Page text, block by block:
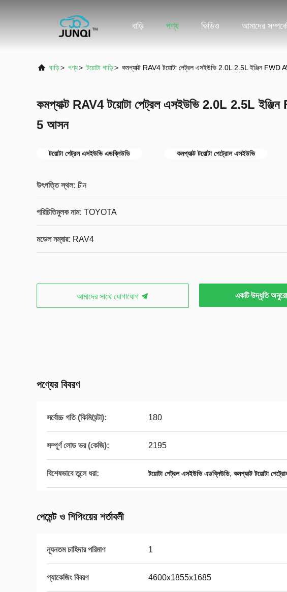
বাড়ি পণ্য ভিডিও আমাদের সম্পর্কে
বাড়ি> পণ্য> টয়োটা গাড়ি> কমপ্যাক্ট RAV4 টয়োটা পেট্রল এসইউভি 2.0L 2.5L ইঞ্জিন
কমপ্যাক্ট RAV4 টয়োটা পেট্রল এসইউভি 2.0L 2.5L
5 আসন
টয়োটা পেট্রল এসইউভি এডব্লিউডি কমপ্যাক্ট টয়োটা পেট্রোল এসইউভি
উৎপত্তি স্থল: চীন
পরিচিতিমুলক নাম: TOYOTA
মডেল নম্বার: RAV4
আমাদের সাথে যোগাযোগ একটি উদ্ধৃতি
পণ্যের বিবরণ
সর্বোচ্চ গতি (কিমি/ঘন্টা): 180
সম্পূর্ণ লোড ভর (কেজি): 2195
বিশেষভাবে তুলে ধরা: টয়োটা পেট্রল এসইউভি এডব্লিউডি, কমপ্যাক্ট টয়োটা
পেমেন্ট ও শিপিংয়ের শর্তাবলী
ন্যূনতম চাহিদার পরিমাণ 1
প্যাকেজিং বিবরণ 4600x1855x1685